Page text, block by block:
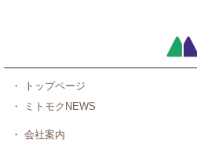
・
トップページ
・
ミトモクNEWS
・ 会社案内